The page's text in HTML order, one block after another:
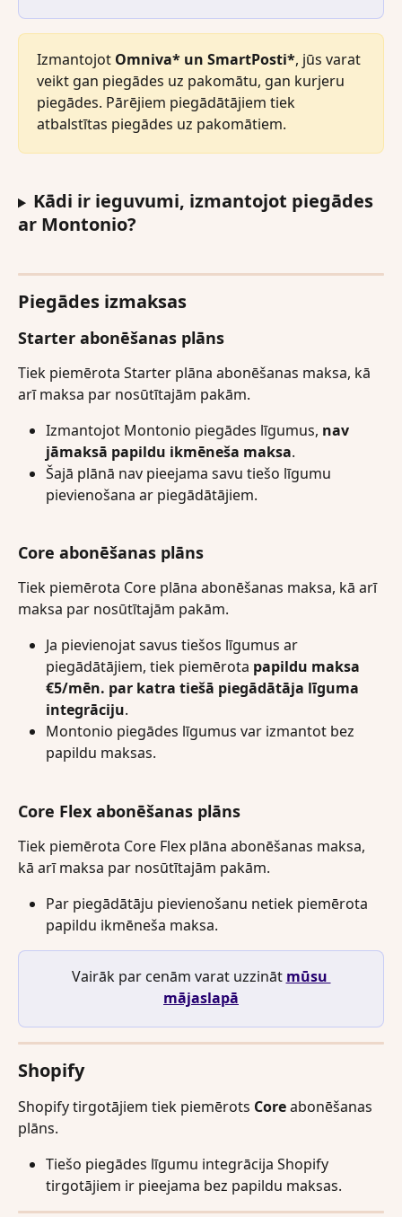
Izmantojot Omniva* un SmartPosti*, jūs varat
veikt gan piegādes uz pakomātu, gan kurjeru
piegādes. Pārējiem piegādātājiem tiek
atbalstītas piegādes uz pakomātiem.
Kādi ir ieguvumi, izmantojot piegādes
ar Montonio?
Piegādes izmaksas
Starter abonēšanas plāns
Tiek piemērota Starter plāna abonēšanas maksa, kā
arī maksa par nosūtītajām pakām.
Izmantojot Montonio piegādes līgumus, nav
jāmaksā papildu ikmēneša maksa.
Šajā plānā nav pieejama savu tiešo līgumu
pievienošana ar piegādātājiem.
Core abonēšanas plāns
Tiek piemērota Core plāna abonēšanas maksa, kā arī
maksa par nosūtītajām pakām.
Ja pievienojat savus tiešos līgumus ar
piegādātājiem, tiek piemērota papildu maksa
€5/mēn. par katra tiešā piegādātāja līguma
integrāciju.
Montonio piegādes līgumus var izmantot bez
papildu maksas.
Core Flex abonēšanas plāns
Tiek piemērota Core Flex plāna abonēšanas maksa,
kā arī maksa par nosūtītajām pakām.
Par piegādātāju pievienošanu netiek piemērota
papildu ikmēneša maksa.
Vairāk par cenām varat uzzināt mūsu
mājaslapā
Shopify
Shopify tirgotājiem tiek piemērots Core abonēšanas
plāns.
Tiešo piegādes līgumu integrācija Shopify
tirgotājiem ir pieejama bez papildu maksas.